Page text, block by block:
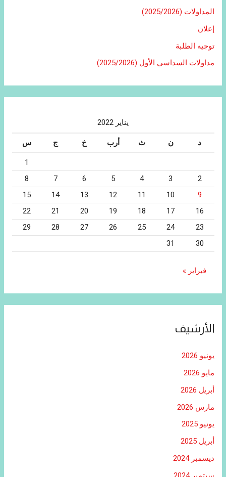
المداولات (2025/2026)
إعلان
توجيه الطلبة
مداولات السداسي الأول (2025/2026)
يناير 2022
د ن ث أرب خ ج س
1
2
3
4
5
6
7
8
9
10
11
12
13
14
15
16
17
18
19
20
21
22
23
24
25
26
27
28
29
30
31
فبراير »
الأرشيف
يونيو 2026
مايو 2026
أبريل 2026
مارس 2026
يونيو 2025
أبريل 2025
ديسمبر 2024